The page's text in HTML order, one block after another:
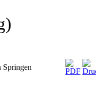
Springen